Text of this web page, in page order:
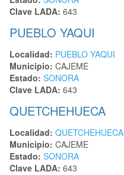
Clave LADA: 643
PUEBLO YAQUI
Localidad: PUEBLO YAQUI
Municipio: CAJEME
Estado: SONORA
Clave LADA: 643
QUETCHEHUECA
Localidad: QUETCHEHUECA
Municipio: CAJEME
Estado: SONORA
Clave LADA: 643